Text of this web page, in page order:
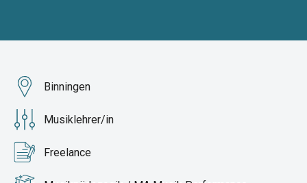
Binningen
Musiklehrer/in
Freelance